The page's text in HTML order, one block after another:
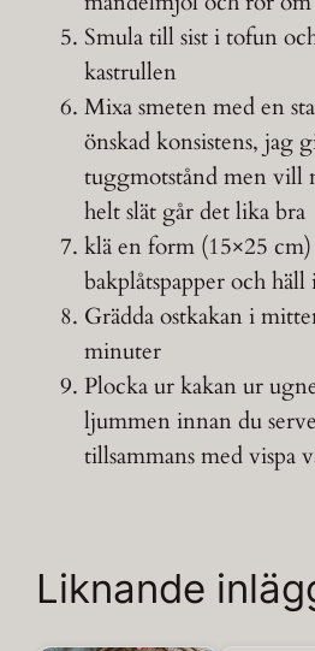
Smula till sist i tofun
kastrullen
Mixa smeten med en
önskad konsistens, jag
tuggmotstånd men vill
helt slät går det lika bra
klä en form (15×25
bakplåtspapper och
Grädda ostkakan i
minuter
Plocka ur kakan ur
ljummen innan du
tillsammans med vispa
Liknande